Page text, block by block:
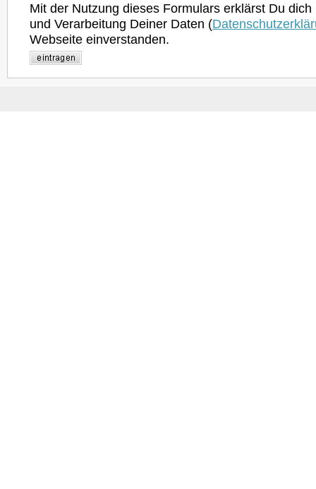
Mit der Nutzung dieses Formulars erklärst Du
und Verarbeitung Deiner Daten (
Webseite einverstanden.